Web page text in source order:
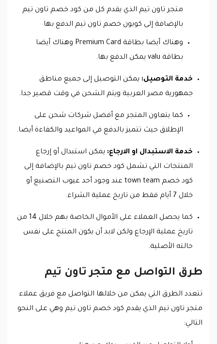
متجر تاون تيم الذي يقدم كل من كود خصم تاون تيم
بالإضافة إلى كوبون خصم تاون تيم الدفع بها
وهناك أيضا بطاقة Premium Card وهناك أيضا
بطاقة valu يمكن الدفع بها.
خدمة التوصيل: يمكن التوصيل إلى جميع مناطق
جمهورية مصر العربية ويتم الشحن في وقت قصير جدا.
كما يتعاون المتجر مع أفضل شركات شحن على
الإطلاق حيث تتميز بالدفع في المواعيد والكفاءة أيضا.
خدمة الاستبدال او الارجاع: يمكن استبدال أو إرجاع
المنتجات التي تشمل كود خصم تاون تيم بالإضافة إلى
كود خصم town team عند وجود أحد عيوب التصنيع أو
خلال 7 أيام فقط من تاريخ عملية الشراء.
كما يحصل العملاء على الأموال الخاصة بهم خلال 14 من
تاريخ عملية الإرجاع ولكن لابد أن يكون المنتج على نفس
حالته الأصلية.
طرق التواصل مع متجر تاون تيم
تتعدد الطرق التي يمكن من خلالها التواصل مع فريق عملاء
متجر تاون تيم الذي يقدم كود خصم تاون تيم وهي على النحو
التالي: